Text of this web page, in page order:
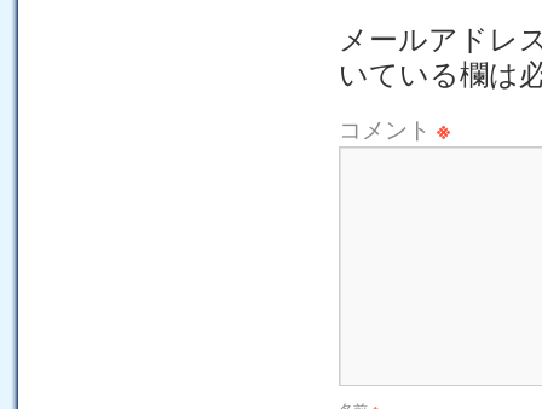
メールアドレ
いている欄は
コメント ※